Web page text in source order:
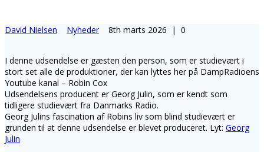
David Nielsen Nyheder 8th marts 2026 | 0
I denne udsendelse er gæsten den person, som er studievært i
stort set alle de produktioner, der kan lyttes her på DampRadioens
Youtube kanal – Robin Cox
Udsendelsens producent er Georg Julin, som er kendt som
tidligere studievært fra Danmarks Radio.
Georg Julins fascination af Robins liv som blind studievært er
grunden til at denne udsendelse er blevet produceret. Lyt: Georg
Julin